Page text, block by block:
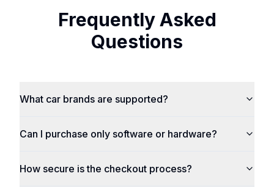
Frequently Asked
Questions
What car brands are supported?
Can I purchase only software or hardware?
How secure is the checkout process?